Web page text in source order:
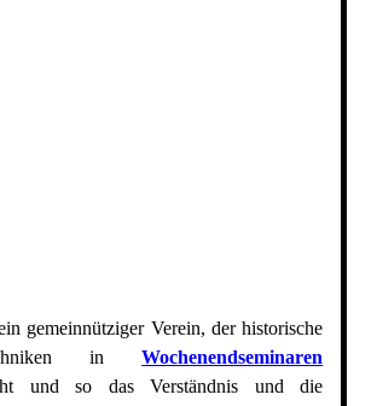
gemeinnütziger Verein, der historische
inWochenendseminaren
und so das Verständnis und die